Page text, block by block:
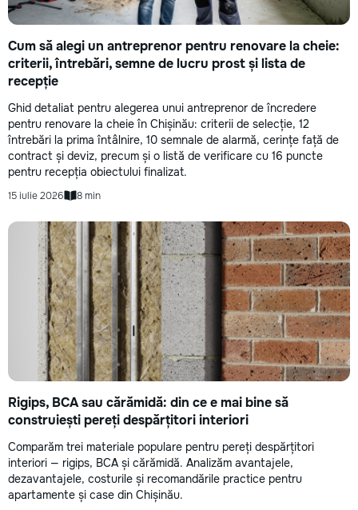
Cum să alegi un antreprenor pentru renovare la cheie:
criterii, întrebări, semne de lucru prost și lista de
recepție
Ghid detaliat pentru alegerea unui antreprenor de încredere
pentru renovare la cheie în Chișinău: criterii de selecție, 12
întrebări la prima întâlnire, 10 semnale de alarmă, cerințe față de
contract și deviz, precum și o listă de verificare cu 16 puncte
pentru recepția obiectului finalizat.
15 iulie 2026 8 min
Rigips, BCA sau cărămidă: din ce e mai bine să
construiești pereți despărțitori interiori
Comparăm trei materiale populare pentru pereți despărțitori
interiori — rigips, BCA și cărămidă. Analizăm avantajele,
dezavantajele, costurile și recomandările practice pentru
apartamente și case din Chișinău.